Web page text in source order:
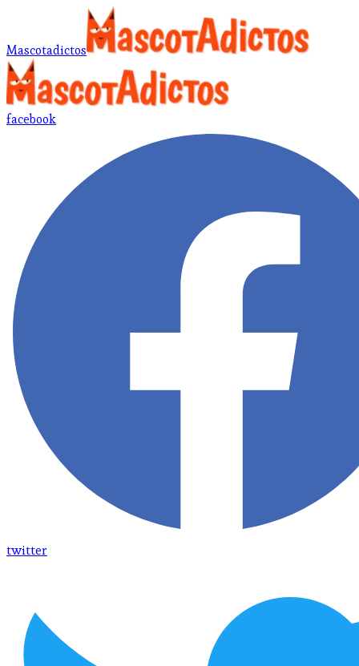
Mascotadictos
facebook
twitter